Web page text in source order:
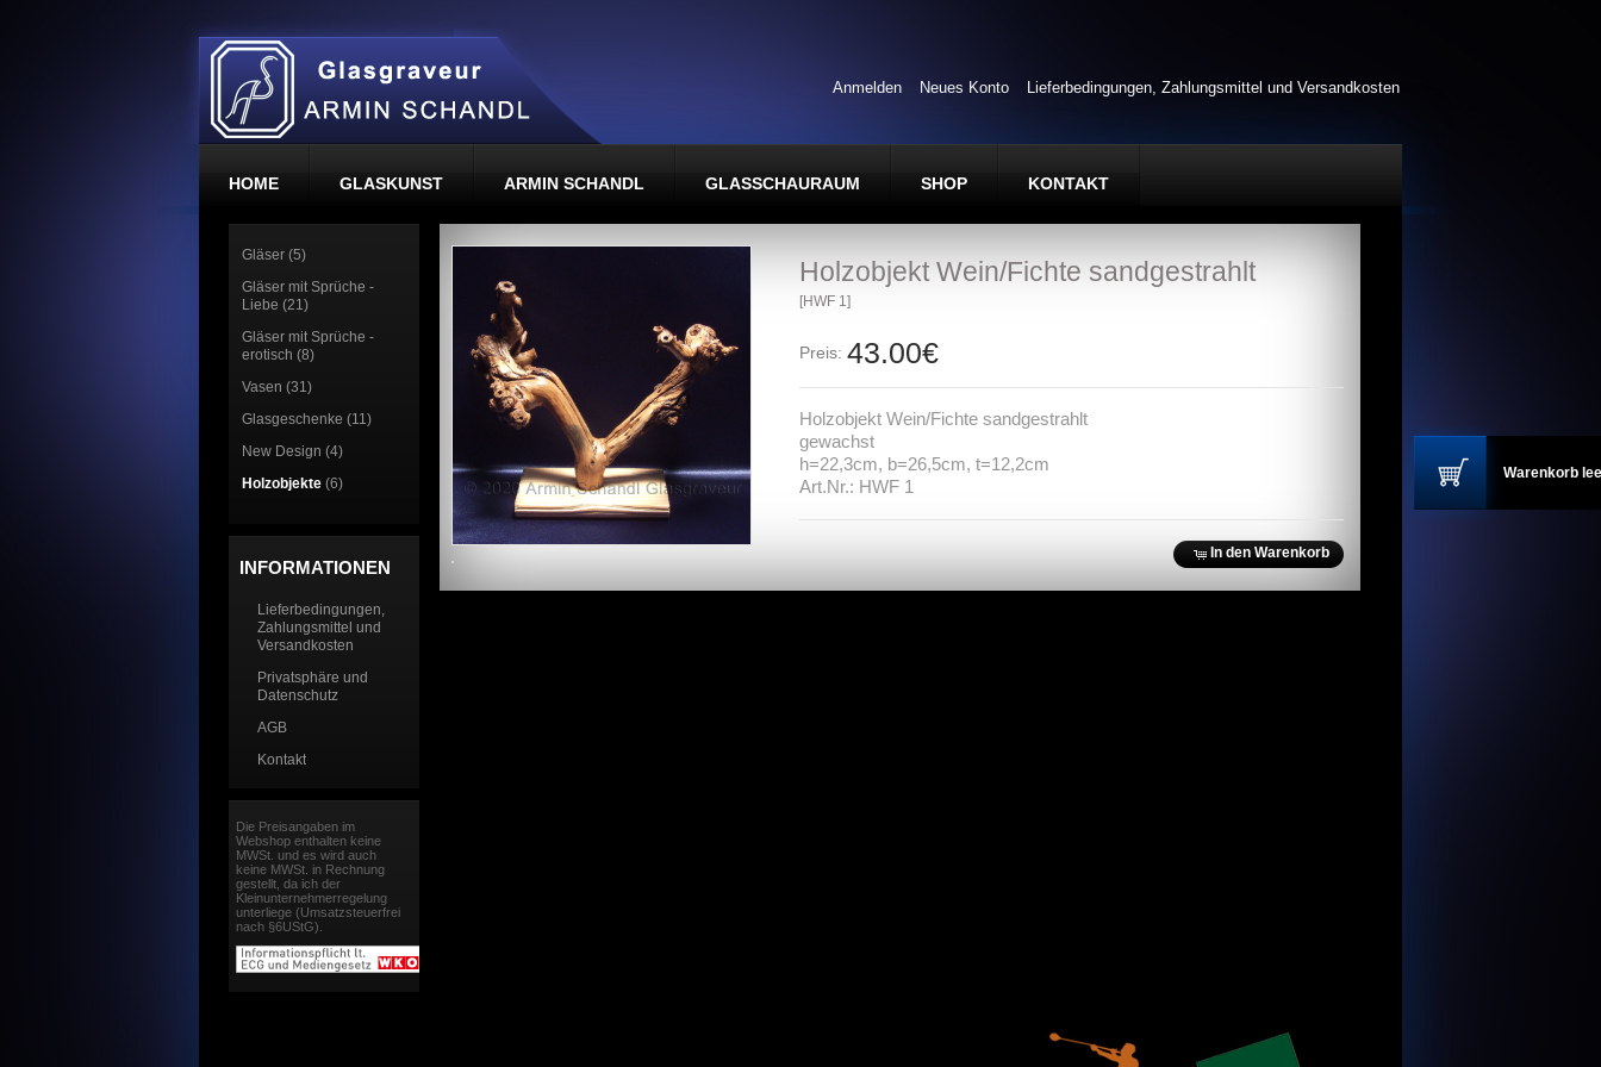
Warenkorb
Anmelden Neues Konto Lieferbedingungen, Zahlungsmittel und Versandkosten
HOME GLASKUNST ARMIN SCHANDL GLASSCHAURAUM SHOP KONTAKT
Holzobjekt Wein/Fichte sandgestrahlt
[HWF 1]
Preis: 43.00€
Holzobjekt Wein/Fichte sandgestrahlt
gewachst
h=22,3cm, b=26,5cm, t=12,2cm
Art.Nr.: HWF 1
In den Warenkorb
Gläser (5)
Gläser mit Sprüche -
Liebe (21)
Gläser mit Sprüche -
erotisch (8)
Vasen (31)
Glasgeschenke (11)
New Design (4)
Holzobjekte (6)
INFORMATIONEN
Lieferbedingungen,
Zahlungsmittel und
Versandkosten
Privatsphäre und
Datenschutz
AGB
Kontakt
Die Preisangaben im
Webshop enthalten keine
MWSt. und es wird auch
keine MWSt. in Rechnung
gestellt, da ich der
Kleinunternehmerregelung
unterliege (Umsatzsteuerfrei
nach §6UStG).